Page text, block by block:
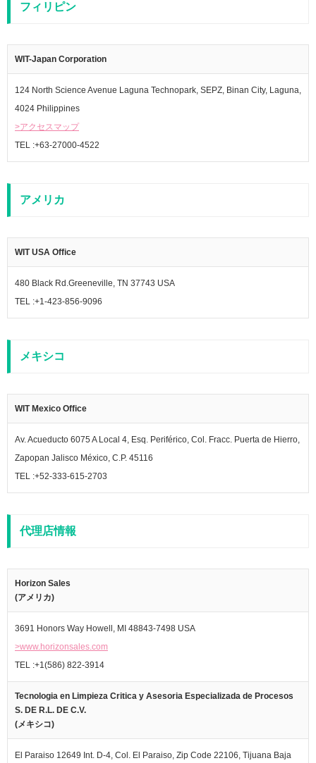
フィリピン
WIT-Japan Corporation
124 North Science Avenue Laguna Technopark, SEPZ, Binan City, Laguna,
4024 Philippines
>アクセスマップ
TEL :+63-27000-4522
アメリカ
WIT USA Office
480 Black Rd.Greeneville, TN 37743 USA
TEL :+1-423-856-9096
メキシコ
WIT Mexico Office
Av. Acueducto 6075 A Local 4, Esq. Periférico, Col. Fracc. Puerta de Hierro,
Zapopan Jalisco México, C.P. 45116
TEL :+52-333-615-2703
代理店情報
Horizon Sales
(アメリカ)
3691 Honors Way Howell, MI 48843-7498 USA
>www.horizonsales.com
TEL :+1(586) 822-3914
Tecnologia en Limpieza Critica y Asesoria Especializada de Procesos
S. DE R.L. DE C.V.
(メキシコ)
El Paraiso 12649 Int. D-4, Col. El Paraiso, Zip Code 22106, Tijuana Baja